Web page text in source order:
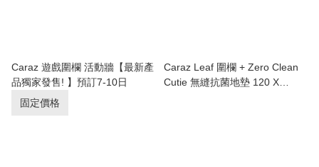
Caraz 遊戲圍欄 活動牆【最新產
品獨家發售! 】預訂7-10日
固定價格
Caraz Leaf 圍欄 + Zero Clean
Cutie 無縫抗菌地墊 120 X